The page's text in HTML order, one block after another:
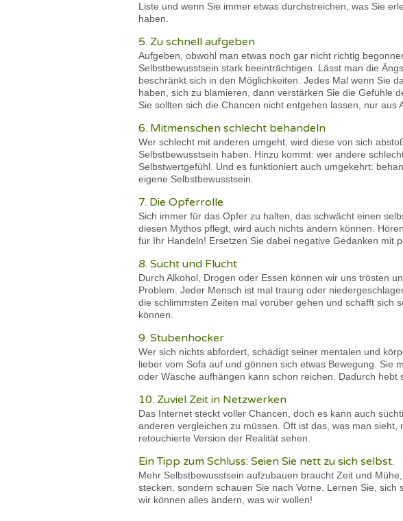
Liste und wenn Sie immer etwas durchstreichen, was Sie
haben.
5. Zu schnell aufgeben
Aufgeben, obwohl man etwas noch gar nicht richtig
Selbstbewusstsein stark beeinträchtigen. Lässt man die
beschränkt sich in den Möglichkeiten. Jedes Mal wenn Sie
haben, sich zu blamieren, dann verstärken Sie die Gefühle
Sie sollten sich die Chancen nicht entgehen lassen, nur
6. Mitmenschen schlecht behandeln
Wer schlecht mit anderen umgeht, wird diese von sich
Selbstbewusstsein haben. Hinzu kommt: wer andere
Selbstwertgefühl. Und es funktioniert auch umgekehrt:
eigene Selbstbewusstsein.
7. Die Opferrolle
Sich immer für das Opfer zu halten, das schwächt einen
diesen Mythos pflegt, wird auch nichts ändern können.
für Ihr Handeln! Ersetzen Sie dabei negative Gedanken mit
8. Sucht und Flucht
Durch Alkohol, Drogen oder Essen können wir uns trösten
Problem. Jeder Mensch ist mal traurig oder
die schlimmsten Zeiten mal vorüber gehen und schafft sich
können.
9. Stubenhocker
Wer sich nichts abfordert, schädigt seiner mentalen und
lieber vom Sofa auf und gönnen sich etwas Bewegung. Sie
oder Wäsche aufhängen kann schon reichen. Dadurch hebt
10. Zuviel Zeit in Netzwerken
Das Internet steckt voller Chancen, doch es kann auch
anderen vergleichen zu müssen. Oft ist das, was man
retouchierte Version der Realität sehen.
Ein Tipp zum Schluss: Seien Sie nett zu sich selbst.
Mehr Selbstbewusstsein aufzubauen braucht Zeit und
stecken, sondern schauen Sie nach Vorne. Lernen Sie,
wir können alles ändern, was wir wollen!